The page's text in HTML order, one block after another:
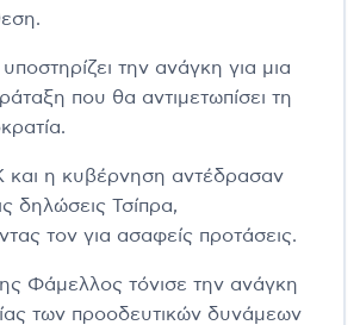
την ανάγκη για μια
που θα αντιμετωπίσει τη
η κυβέρνηση αντέδρασαν
δηλώσεις Τσίπρα,
τον για ασαφείς προτάσεις.
Φάμελλος τόνισε την ανάγκη
των προοδευτικών δυνάμεων